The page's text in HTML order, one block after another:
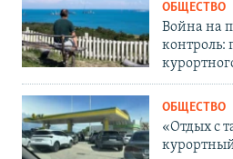
ОБЩЕСТВО
Война на
контроль:
ОБЩЕСТВО
«Отдых с